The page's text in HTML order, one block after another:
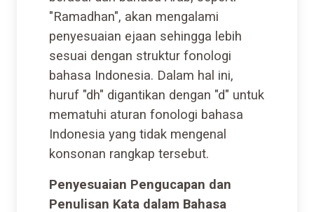
"Ramadhan", akan mengalami
penyesuaian ejaan sehingga lebih
sesuai dengan struktur fonologi
bahasa Indonesia. Dalam hal ini,
huruf "dh" digantikan dengan "d" untuk
mematuhi aturan fonologi bahasa
Indonesia yang tidak mengenal
konsonan rangkap tersebut.
Penyesuaian Pengucapan dan
Penulisan Kata dalam Bahasa